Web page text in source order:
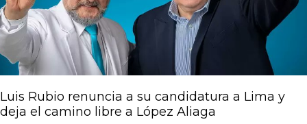
Luis Rubio renuncia a su candidatura a Lima y
deja el camino libre a López Aliaga